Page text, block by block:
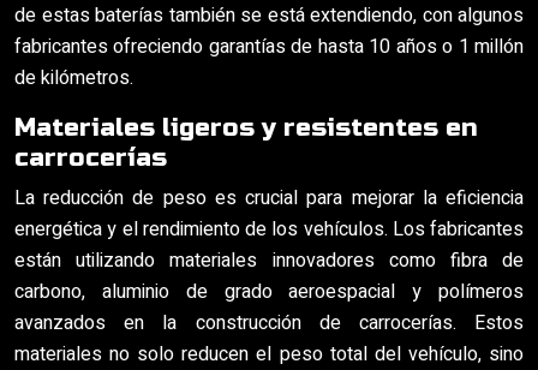
de estas baterías también se está extendiendo, con algunos
fabricantes ofreciendo garantías de hasta 10 años o 1 millón
de kilómetros.
Materiales ligeros y resistentes en
carrocerías
La reducción de peso es crucial para mejorar la eficiencia
energética y el rendimiento de los vehículos. Los fabricantes
están utilizando materiales innovadores como fibra de
carbono, aluminio de grado aeroespacial y polímeros
avanzados en la construcción de carrocerías. Estos
materiales no solo reducen el peso total del vehículo, sino